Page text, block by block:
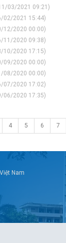
03/2021 09:21)
02/2021 15:44)
12/2020 00:00)
11/2020 09:38)
10/2020 17:15)
09/2020 00:00)
08/2020 00:00)
07/2020 17:02)
06/2020 17:35)
4 5 6 7
Nam